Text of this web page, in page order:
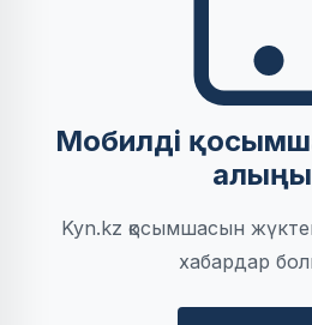
Мобилді
Kyn.kz қосымшасын
хабардар